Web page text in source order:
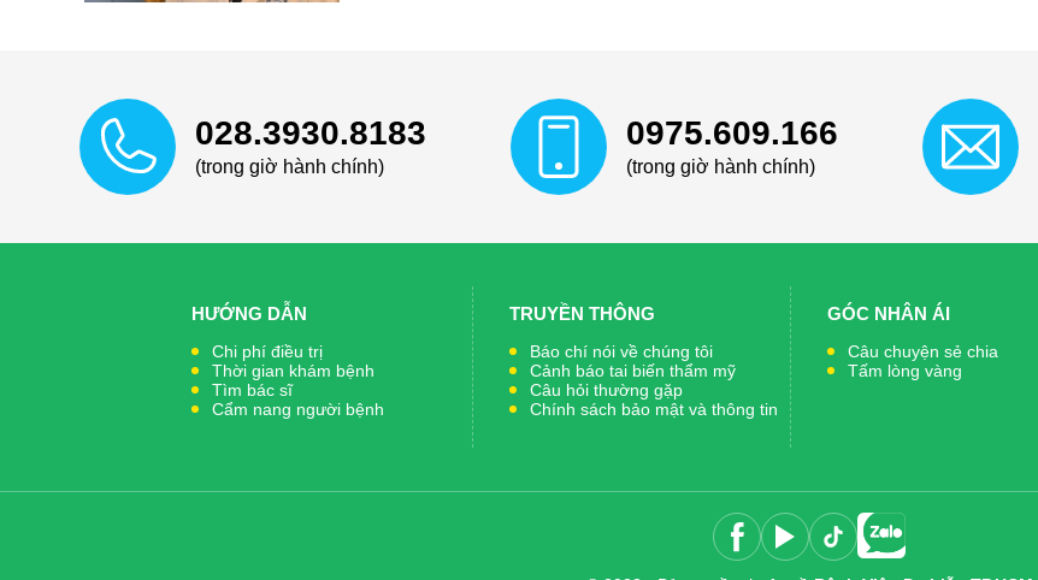
028.3930.8183
(trong giờ hành chính)
0975.609.166
(trong giờ hành chính)
HƯỚNG DẪN
Chi phí điều trị
Thời gian khám bệnh
Tìm bác sĩ
Cẩm nang người bệnh
TRUYỀN THÔNG
Báo chí nói về chúng tôi
Cảnh báo tai biến thẩm mỹ
Câu hỏi thường gặp
Chính sách bảo mật và thông tin
GÓC NHÂN ÁI
Câu chuyện sẻ chia
Tấm lòng vàng